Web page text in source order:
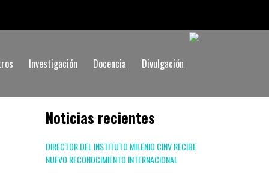
Investigación Docencia Divulgación
Noticias recientes
DIRECTOR DEL INSTITUTO MILENIO CINV RECIBE
NUEVO RECONOCIMIENTO INTERNACIONAL